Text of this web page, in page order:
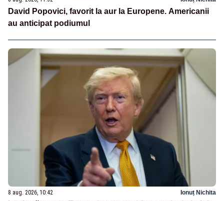
David Popovici, favorit la aur la Europene. Americanii
au anticipat podiumul
8 aug. 2026, 10:42 Ionuț Nichita